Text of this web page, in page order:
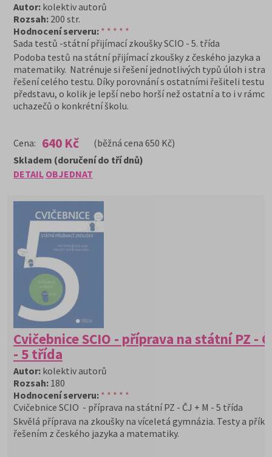
Autor: kolektiv autorů
Rozsah: 200 str.
Hodnocení serveru: * * * * *
Sada testů -státní přijímací zkoušky SCIO - 5. třída
Podoba testů na státní přijímací zkoušky z českého jazyka a
matematiky. Natrénuje si řešení jednotlivých typů úloh i
řešení celého testu. Díky porovnání s ostatními řešiteli testu
představu, o kolik je lepší nebo horší než ostatní a to i v rámci
uchazečů o konkrétní školu.
Cena: 640 Kč (běžná cena 650 Kč)
DETAIL OBJEDNAT
Skladem (doručení do tří dnů)
Cvičebnice SCIO - příprava na státní PZ -
- 5 třída
Autor: kolektiv autorů
Rozsah: 180
Hodnocení serveru: * * * * *
Cvičebnice SCIO - příprava na státní PZ - ČJ + M - 5 třída
Skvělá příprava na zkoušky na víceletá gymnázia. Testy a
řešením z českého jazyka a matematiky.